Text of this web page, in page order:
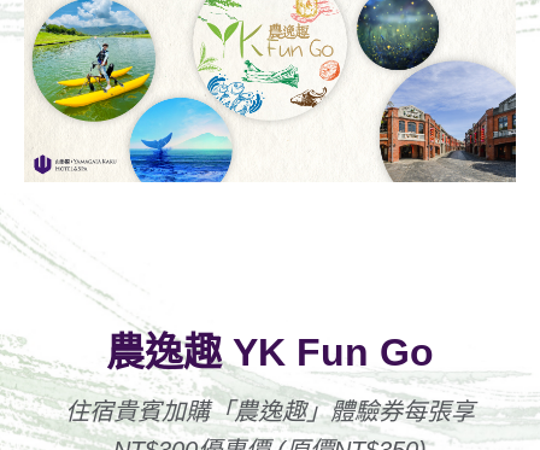
農逸趣 YK Fun Go
住宿貴賓加購「農逸趣」體驗券每張享